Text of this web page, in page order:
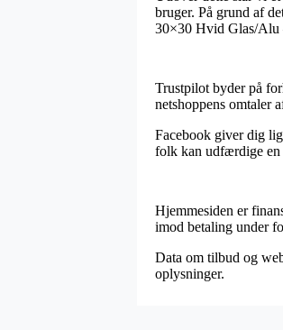
bruger. På grund af
30×30 Hvid Glas/Alu
Trustpilot byder på
netshoppens omtaler
Facebook giver dig
folk kan udfærdige en
Hjemmesiden er
imod betaling under
Data om tilbud og
oplysninger.